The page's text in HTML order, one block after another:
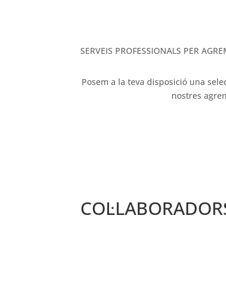
SERVEIS PROFESSIONALS PER
Posem a la teva disposició una
nostres